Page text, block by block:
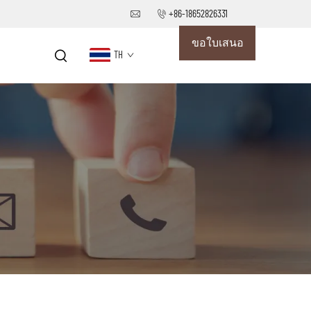
+86-18652826331
TH
ขอใบเสนอ